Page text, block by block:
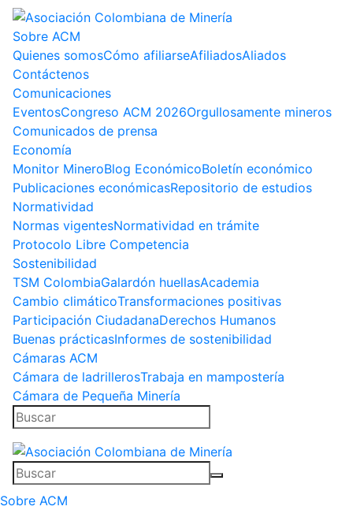
Sobre ACM
Quienes somosCómo afiliarseAfiliadosAliados
Contáctenos
Comunicaciones
EventosCongreso ACM 2026Orgullosamente mineros
Comunicados de prensa
Economía
Monitor MineroBlog EconómicoBoletín económico
Publicaciones económicasRepositorio de estudios
Normatividad
Normas vigentesNormatividad en trámite
Protocolo Libre Competencia
Sostenibilidad
TSM ColombiaGalardón huellasAcademia
Cambio climáticoTransformaciones positivas
Participación CiudadanaDerechos Humanos
Buenas prácticasInformes de sostenibilidad
Cámaras ACM
Cámara de ladrillerosTrabaja en mampostería
Cámara de Pequeña Minería
Sobre ACM